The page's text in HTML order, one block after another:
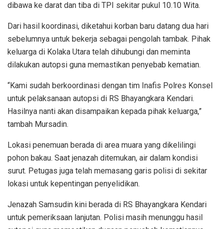
dibawa ke darat dan tiba di TPI sekitar pukul 10.10 Wita.
Dari hasil koordinasi, diketahui korban baru datang dua hari
sebelumnya untuk bekerja sebagai pengolah tambak. Pihak
keluarga di Kolaka Utara telah dihubungi dan meminta
dilakukan autopsi guna memastikan penyebab kematian.
“Kami sudah berkoordinasi dengan tim Inafis Polres Konsel
untuk pelaksanaan autopsi di RS Bhayangkara Kendari.
Hasilnya nanti akan disampaikan kepada pihak keluarga,”
tambah Mursadin.
Lokasi penemuan berada di area muara yang dikelilingi
pohon bakau. Saat jenazah ditemukan, air dalam kondisi
surut. Petugas juga telah memasang garis polisi di sekitar
lokasi untuk kepentingan penyelidikan.
Jenazah Samsudin kini berada di RS Bhayangkara Kendari
untuk pemeriksaan lanjutan. Polisi masih menunggu hasil